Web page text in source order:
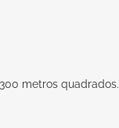
metros quadrados.